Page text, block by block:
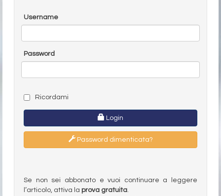
Username
Password
Ricordami
Login
Password dimenticata?
Se non sei abbonato e vuoi continuare a leggere
l’articolo, attiva la prova gratuita.